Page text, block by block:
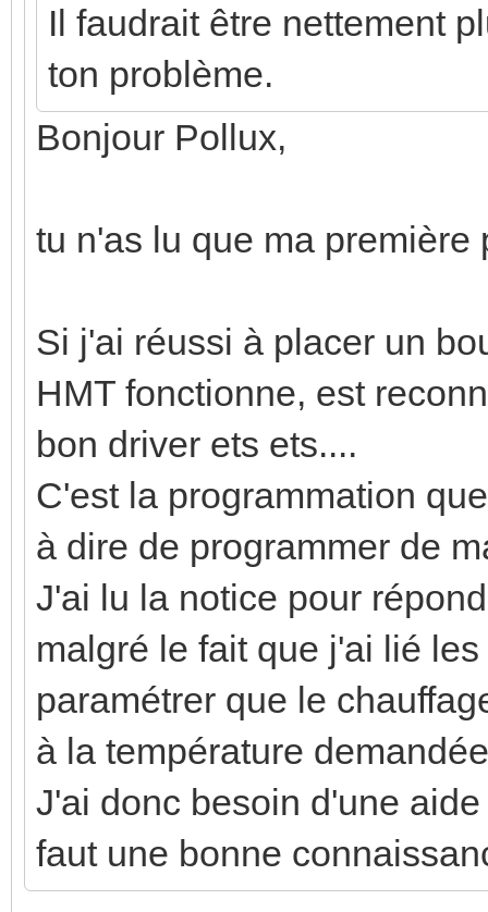
Il faudrait être nettement
ton problème.
Bonjour Pollux,
tu n'as lu que ma
Si j'ai réussi à placer un
HMT fonctionne, est
bon driver ets ets....
C'est la programmation
à dire de programmer de
J'ai lu la notice pour
malgré le fait que j'ai lié
paramétrer que le
à la température
J'ai donc besoin d'une
faut une bonne